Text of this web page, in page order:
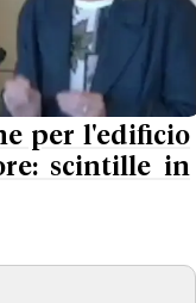
per l'edificio
scintille in